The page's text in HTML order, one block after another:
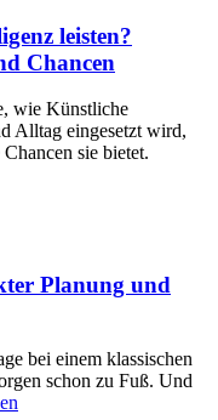
leisten?
Chancen
wie Künstliche
Alltag eingesetzt wird,
sie bietet.
Planung und
bei einem klassischen
schon zu Fuß. Und